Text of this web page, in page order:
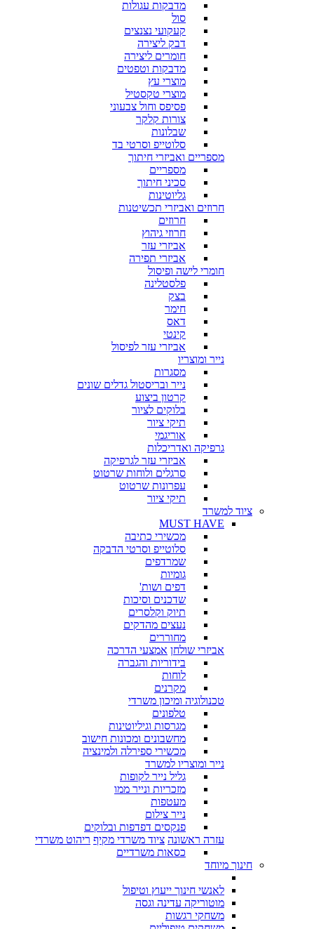
מדבקות עגולות
סול
קעקועי נצנצים
דבק ליצירה
חומרים ליצירה
מדבקות וטפטים
מוצרי עץ
מוצרי טקסטיל
פסיפס וחול צבעוני
צורות קלקר
שבלונות
סלוטייפ וסרטי בד
מספריים ואביזרי חיתוך
מספריים
סכיני חיתוך
גליוטינות
חרוזים ואביזרי תכשיטנות
חרוזים
חרוזי גיהוץ
אביזרי עזר
אביזרי תפירה
חומרי לישה ופיסול
פלסטלינה
בצק
חימר
דאס
קינטי
אביזרי עזר לפיסול
נייר ומוצריו
מסגרות
נייר ובריסטול גדלים שונים
קרטון ביצוע
בלוקים לציור
תיקי ציור
אוריגמי
גרפיקה ואדריכלות
אביזרי עזר לגרפיקה
סרגלים ולוחות שרטוט
עפרונות שרטוט
תיקי ציור
ציוד למשרד
MUST HAVE
מכשירי כתיבה
סלוטייפ וסרטי הדבקה
שמרדפים
גומיות
דפים ושות'
שדכנים וסיכות
תיוק וקלסרים
נעצים מהדקים
מחוררים
אביזרי שולחן אמצעי הדרכה
בידוריות והגברה
לוחות
מקרנים
טכנולוגיה ומיכון משרדי
טלפונים
מגרסות וגיליוטינות
מחשבונים ומכונות חישוב
מכשירי ספירלה ולמינציה
נייר ומוצריו למשרד
גליל נייר לקופות
מזכריות ונייר ממו
מעטפות
נייר צילום
פנקסים דפדפות ובלוקים
עזרה ראשונה ציוד משרדי מקיף ריהוט משרדי
כסאות משרדיים
חינוך מיוחד
לאנשי חינוך ייעוץ וטיפול
מוטוריקה עדינה וגסה
משחקי רגשות